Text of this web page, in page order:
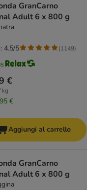
GranCarno
Adult 6 x 800 g
€
kg
€
4.5/5 (1149)
Aggiungi al carrello
GranCarno
Adult 6 x 800 g